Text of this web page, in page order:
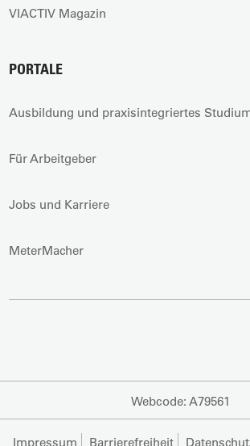
VIACTIV Magazin
PORTALE
Ausbildung und praxisintegriertes
Für Arbeitgeber
Jobs und Karriere
MeterMacher
Webcode: A79561
Impressum Barrierefreiheit